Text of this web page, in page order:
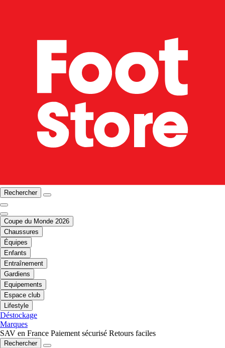
Rechercher
Coupe du Monde 2026
Chaussures
Équipes
Enfants
Entraînement
Gardiens
Equipements
Espace club
Lifestyle
Déstockage
Marques
SAV en France Paiement sécurisé Retours faciles
Rechercher